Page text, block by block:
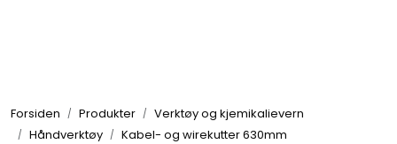
Forsiden Produkter
Verktøy og kjemikalievern
Håndverktøy
Kabel- og wirekutter 630mm
Produkter